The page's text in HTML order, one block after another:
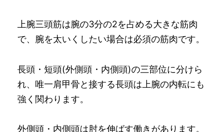
上腕三頭筋は腕の3分の2を占める大きな筋肉
で、腕を太いくしたい場合は必須の筋肉です。
長頭・短頭(外側頭・内側頭)の三部位に分けら
れ、唯一肩甲骨と接する長頭は上腕の内転にも
強く関わります。
外側頭・内側頭は肘を伸ばす働きがあります。